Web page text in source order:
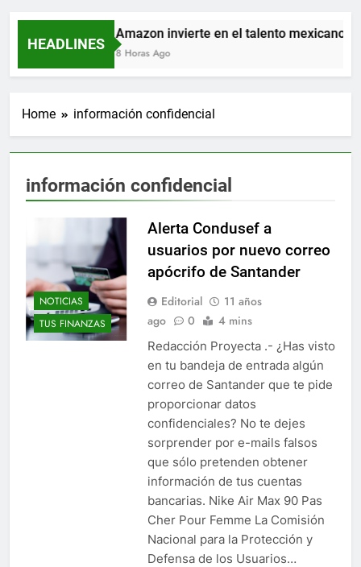
HEADLINES
Amazon invierte en el talento mexicano
8 Horas Ago
Home información confidencial
información confidencial
NOTICIAS
TUS FINANZAS
Alerta Condusef a
usuarios por nuevo correo
apócrifo de Santander
Editorial
11 años
ago
0 4 mins
Redacción Proyecta .- ¿Has visto
en tu bandeja de entrada algún
correo de Santander que te pide
proporcionar datos
confidenciales? No te dejes
sorprender por e-mails falsos
que sólo pretenden obtener
información de tus cuentas
bancarias. Nike Air Max 90 Pas
Cher Pour Femme La Comisión
Nacional para la Protección y
Defensa de los Usuarios…